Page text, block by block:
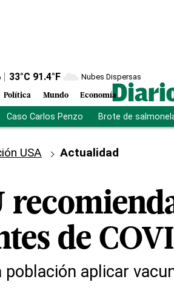
33°C 91.4°F Nubes Dispersas
Política Mundo Economía
Caso Carlos Penzo Brote de
USA
Actualidad
de
población aplicar